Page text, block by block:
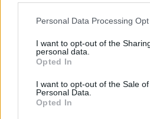
Personal Data Processing
I want to opt-out of the
personal data.
Opted In
I want to opt-out of the Sale
Personal Data.
Opted In
Szedd magad
a legjobb
SZEMLE